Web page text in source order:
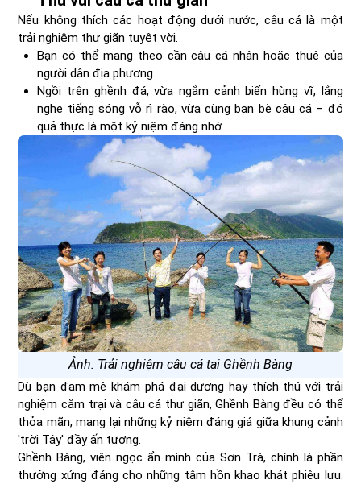
Nếu không thích các hoạt động dưới nước, câu cá là một
trải nghiệm thư giãn tuyệt vời.
Bạn có thể mang theo cần câu cá nhân hoặc thuê của
người dân địa phương.
Ngồi trên ghềnh đá, vừa ngắm cảnh biển hùng vĩ, lắng
nghe tiếng sóng vỗ rì rào, vừa cùng bạn bè câu cá – đó
quả thực là một kỷ niệm đáng nhớ.
Ảnh: Trải nghiệm câu cá tại Ghềnh Bàng
Dù bạn đam mê khám phá đại dương hay thích thú với trải
nghiệm cắm trại và câu cá thư giãn, Ghềnh Bàng đều có thể
thỏa mãn, mang lại những kỷ niệm đáng giá giữa khung cảnh
'trời Tây' đầy ấn tượng.
Ghềnh Bàng, viên ngọc ẩn mình của Sơn Trà, chính là phần
thưởng xứng đáng cho những tâm hồn khao khát phiêu lưu.